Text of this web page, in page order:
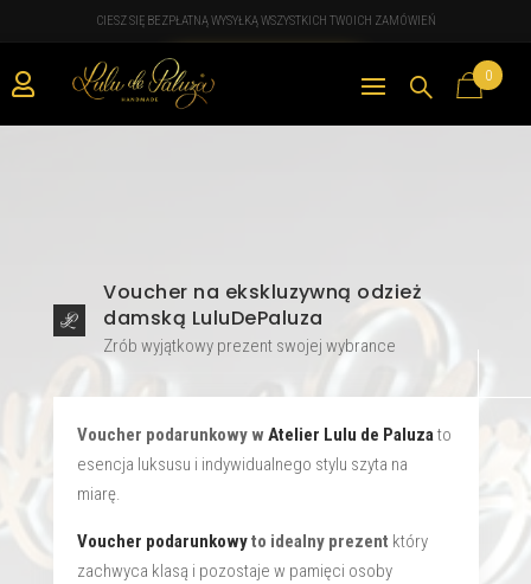
CIESZ SIĘ BEZPŁATNĄ WYSYŁKĄ WSZYSTKICH TWOICH ZAMÓWIEŃ
 0
Voucher na ekskluzywną odzież
damską LuluDePaluza
Zrób wyjątkowy prezent swojej wybrance
Voucher podarunkowy wAtelier Lulu de Paluzato
esencja luksusu i indywidualnego stylu szyta na
miarę.
Voucher podarunkowyto idealny prezent który
zachwyca klasą i pozostaje w pamięci osoby